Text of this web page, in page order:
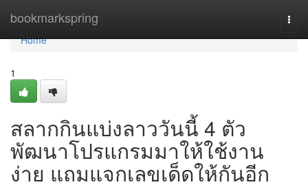
bookmarkspring
Home
Home
1
สลากกินแบ่งลาววันนี้ 4 ตัว
พัฒนาโปรแกรมมาให้ใช้งาน
ง่าย แถมแจกเลขเด็ดให้กันอีก